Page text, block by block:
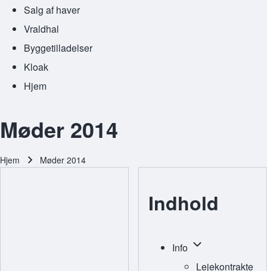
Salg af haver
Vraldhal
Byggetilladelser
Kloak
Hjem
Møder 2014
Hjem Møder 2014
Indhold
Info Info sub-
Lejekontrakte